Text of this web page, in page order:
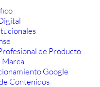
de Producto
Marca
Google
Contenidos